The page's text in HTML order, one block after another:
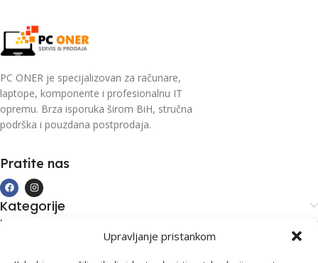
Upravljanje pristankom
PC ONER je specijalizovan za računare,
laptope, komponente i profesionalnu IT
opremu. Brza isporuka širom BiH, stručna
podrška i pouzdana postprodaja.
Pratite nas
Kategorije
Kupovina i podrška
Kontakt informacije